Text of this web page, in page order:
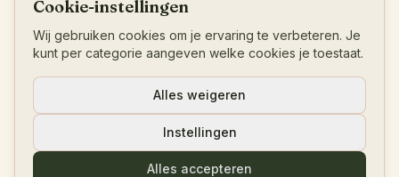
Impressum
BTW:BE0777546456
© 2026 Living Your Blueprint
Powered by Identity First Media
Cookie-instellingen
Wij gebruiken cookies om je ervaring te verbeteren. Je
kunt per categorie aangeven welke cookies je toestaat.
Alles weigeren
Instellingen
Alles accepteren